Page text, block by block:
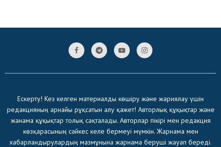
Ескерту! Кез келген материалды көшіру және жариялау үшін
редакцияның арнайы рұқсатын алу қажет! Авторлық құқықтар және
жанама құқықтар толық сақталады. Авторлар пікірі мен редакция
көзқарасының сәйкес келе бермеуі мүмкін. Жарнама мен
хабарландырулардың мазмұнына жарнама беруші жауап береді.